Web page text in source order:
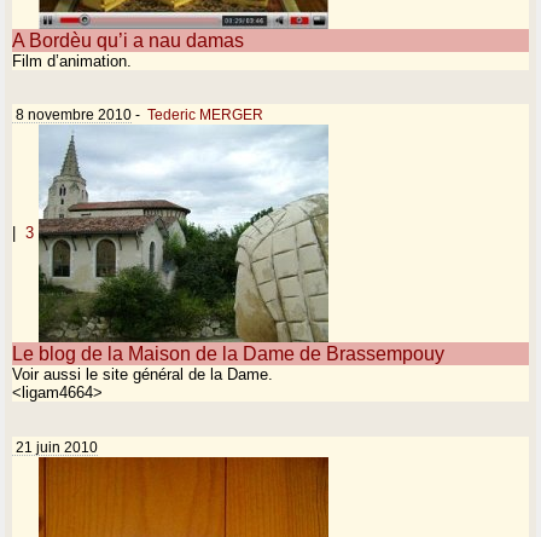
A Bordèu qu’i a nau damas
Film d’animation.
8 novembre 2010 - Tederic MERGER
| 3
Le blog de la Maison de la Dame de Brassempouy
Voir aussi le site général de la Dame.
<ligam4664>
21 juin 2010